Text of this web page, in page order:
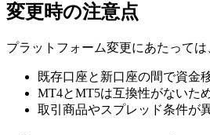
変更時の注意点
プラットフォーム変更にあたって
既存口座と新口座の間で資金
MT4とMT5は互換性がないた
取引商品やスプレッド条件が